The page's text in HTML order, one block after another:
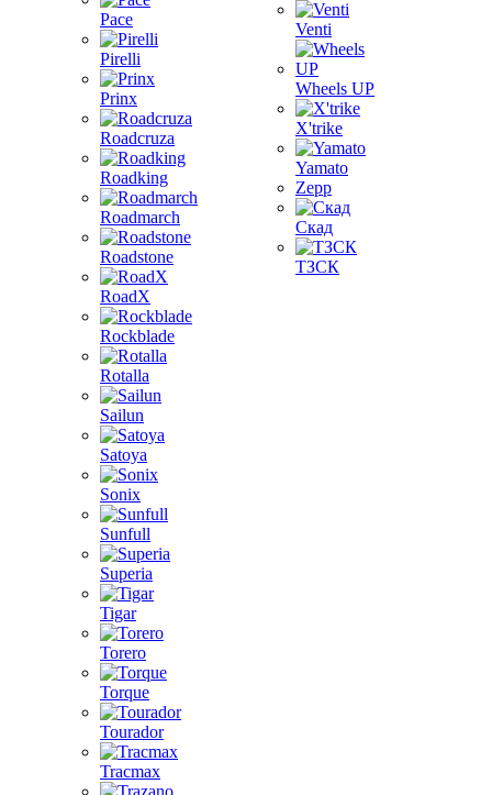
Pace
Pirelli
Prinx
Roadcruza
Roadking
Roadmarch
Roadstone
RoadX
Rockblade
Rotalla
Sailun
Satoya
Sonix
Sunfull
Superia
Tigar
Torero
Torque
Tourador
Tracmax
Venti
Wheels UP
X'trike
Yamato
Zepp
Скад
ТЗСК